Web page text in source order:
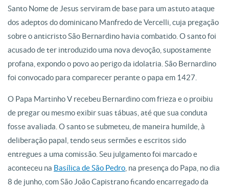
Santo Nome de Jesus serviram de base para um astuto ataque
dos adeptos do dominicano Manfredo de Vercelli, cuja pregação
sobre o anticristo São Bernardino havia combatido. O santo foi
acusado de ter introduzido uma nova devoção, supostamente
profana, expondo o povo ao perigo da idolatria. São Bernardino
foi convocado para comparecer perante o papa em 1427.
O Papa Martinho V recebeu Bernardino com frieza e o proibiu
de pregar ou mesmo exibir suas tábuas, até que sua conduta
fosse avaliada. O santo se submeteu, de maneira humilde, à
deliberação papal, tendo seus sermões e escritos sido
entregues a uma comissão. Seu julgamento foi marcado e
aconteceu na Basílica de São Pedro, na presença do Papa, no dia
8 de junho, com São João Capistrano ficando encarregado da